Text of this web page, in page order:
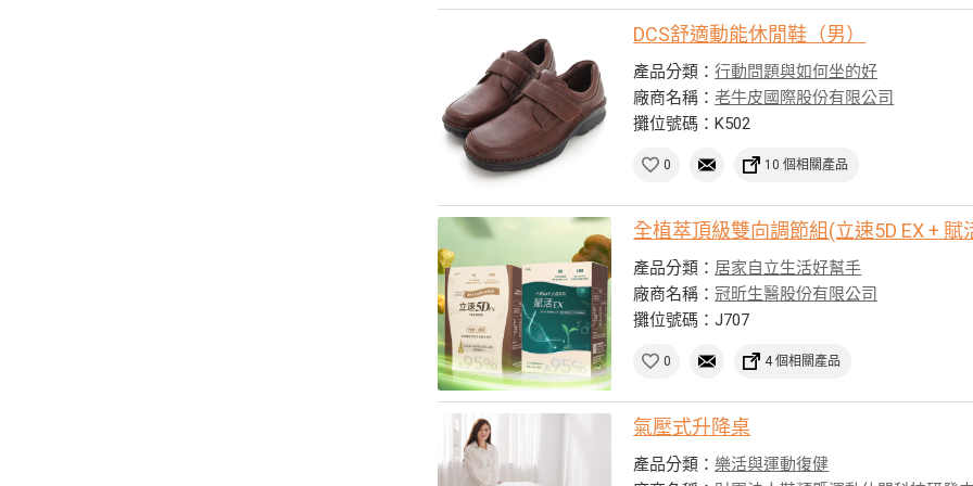
DCS舒適動能休閒鞋（男）
產品分類：行動問題與如何坐的好
廠商名稱：老牛皮國際股份有限公司
攤位號碼：K502
0 10 個相關產品
全植萃頂級雙向調節組(立速5D EX + 賦
產品分類： 居家自立生活好幫手
廠商名稱：冠昕生醫股份有限公司
攤位號碼：J707
0 4 個相關產品
氣壓式升降桌
產品分類：樂活與運動復健